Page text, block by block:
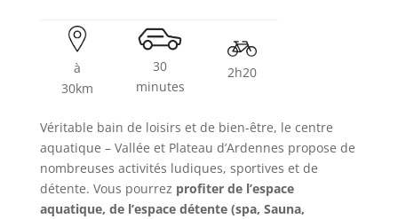
à
30km
30
minutes
2h20
Véritable bain de loisirs et de bien-être, le centre
aquatique – Vallée et Plateau d’Ardennes propose de
nombreuses activités ludiques, sportives et de
détente. Vous pourrez profiter de l’espace
aquatique, de l’espace détente (spa, Sauna,